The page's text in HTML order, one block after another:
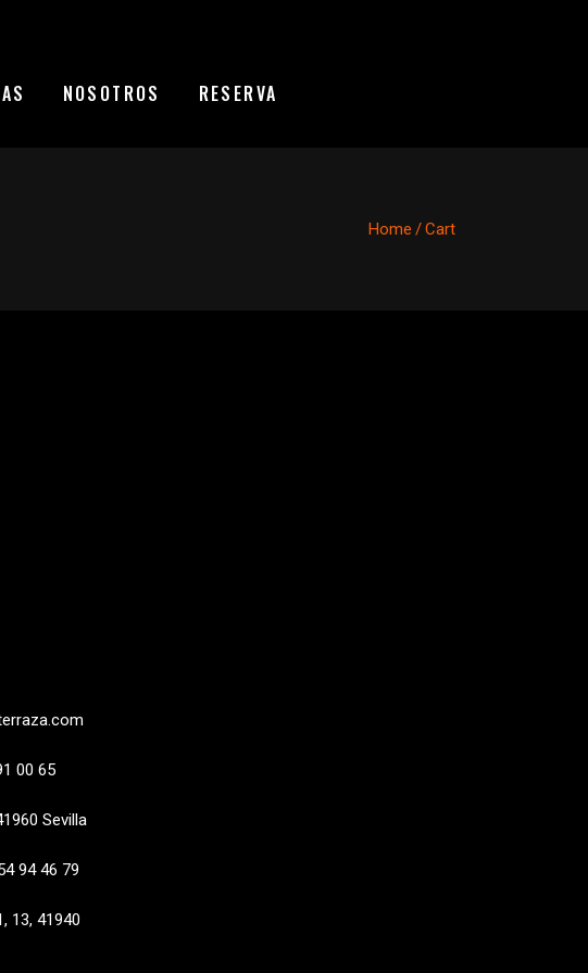
NOSOTROS RESERVA
Home /Cart
00 65
Sevilla
94 46 79
13, 41940